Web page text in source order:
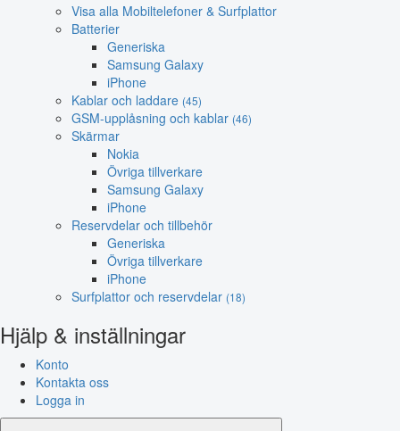
Visa alla Mobiltelefoner & Surfplattor
Batterier
Generiska
Samsung Galaxy
iPhone
Kablar och laddare (45)
GSM-upplåsning och kablar (46)
Skärmar
Nokia
Övriga tillverkare
Samsung Galaxy
iPhone
Reservdelar och tillbehör
Generiska
Övriga tillverkare
iPhone
Surfplattor och reservdelar (18)
Hjälp & inställningar
Konto
Kontakta oss
Logga in